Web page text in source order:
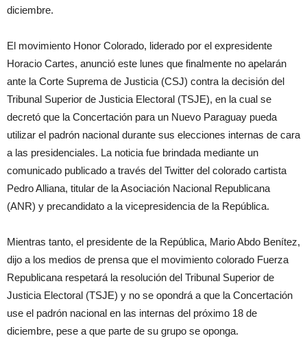
diciembre.
El movimiento Honor Colorado, liderado por el expresidente
Horacio Cartes, anunció este lunes que finalmente no apelarán
ante la Corte Suprema de Justicia (CSJ) contra la decisión del
Tribunal Superior de Justicia Electoral (TSJE), en la cual se
decretó que la Concertación para un Nuevo Paraguay pueda
utilizar el padrón nacional durante sus elecciones internas de cara
a las presidenciales. La noticia fue brindada mediante un
comunicado publicado a través del Twitter del colorado cartista
Pedro Alliana, titular de la Asociación Nacional Republicana
(ANR) y precandidato a la vicepresidencia de la República.
Mientras tanto, el presidente de la República, Mario Abdo Benítez,
dijo a los medios de prensa que el movimiento colorado Fuerza
Republicana respetará la resolución del Tribunal Superior de
Justicia Electoral (TSJE) y no se opondrá a que la Concertación
use el padrón nacional en las internas del próximo 18 de
diciembre, pese a que parte de su grupo se oponga.